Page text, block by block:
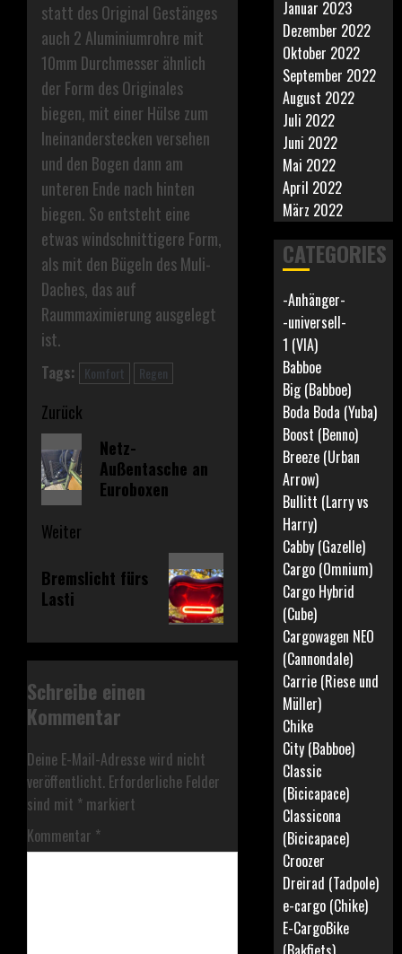
statt des Original Gestänges
auch 2 Aluminiumrohre mit
10mm Durchmesser ähnlich
der Form des Originales
biegen, mit einer Hülse zum
Ineinanderstecken versehen
und den Bogen dann am
unteren Ende nach hinten
biegen. So entsteht eine
etwas windschnittigere Form,
als mit den Bügeln des Muli-
Daches, das auf
Raummaximierung ausgelegt
ist.
Tags: Komfort Regen
Beitragsnavigation
Zurück
Vorheriger
Beitrag:
Netz-
Außentasche an
Euroboxen
Weiter
Beitrag:
Bremslicht fürs
Lasti
Schreibe einen
Kommentar
Deine E-Mail-Adresse wird nicht
veröffentlicht. Erforderliche Felder
sind mit * markiert
Kommentar *
Januar 2023
Dezember 2022
Oktober 2022
September 2022
August 2022
Juli 2022
Juni 2022
Mai 2022
April 2022
März 2022
CATEGORIES
-Anhänger-
-universell-
1 (VIA)
Babboe
Big (Babboe)
Boda Boda (Yuba)
Boost (Benno)
Breeze (Urban
Arrow)
Bullitt (Larry vs
Harry)
Cabby (Gazelle)
Cargo (Omnium)
Cargo Hybrid
(Cube)
Cargowagen NEO
(Cannondale)
Carrie (Riese und
Müller)
Chike
City (Babboe)
Classic
(Bicicapace)
Classicona
(Bicicapace)
Croozer
Dreirad (Tadpole)
e-cargo (Chike)
E-CargoBike